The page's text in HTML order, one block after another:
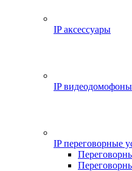
IP аксессуары
IP видеодомофоны
IP переговорные